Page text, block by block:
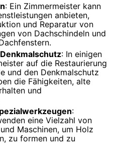
: Ein Zimmermeister kann
anbieten,
und Reparatur von
von Dachschindeln und
: In einigen
auf die Restaurierung
und den Denkmalschutz
die Fähigkeiten, alte
und
:
eine Vielzahl von
Maschinen, um Holz
zu formen und zu